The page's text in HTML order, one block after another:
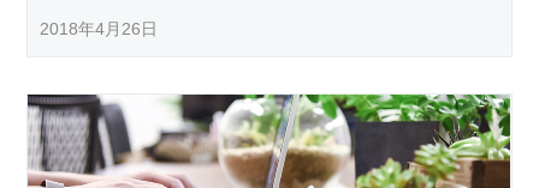
2018年4月26日